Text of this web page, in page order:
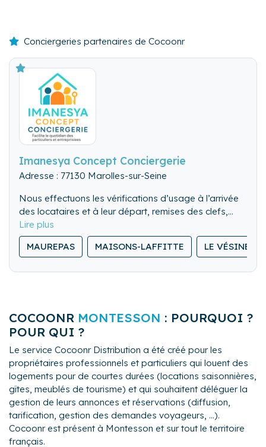
Conciergeries partenaires de Cocoonr
Imanesya Concept Conciergerie
Adresse : 77130 Marolles-sur-Seine
Nous effectuons les vérifications d’usage à l’arrivée
des locataires et à leur départ, remises des clefs,
visite des lieux. Nous pouvons également gérer les
locations de dernière minute.
Nous nettoyons de fond en comble l’ensemble du
logement.
Nous lavons, repassons et rangeons le linge de
MAUREPAS MAISONS-LAFFITTE LE VÉSINET
COCOONR MONTESSON : POURQUOI ?
POUR QUI ?
Le service Cocoonr Distribution a été créé pour les
propriétaires professionnels et particuliers qui louent des
logements pour de courtes durées (locations saisonnières,
gîtes, meublés de tourisme) et qui souhaitent déléguer la
gestion de leurs annonces et réservations (diffusion,
tarification, gestion des demandes voyageurs, ...).
Cocoonr est présent à Montesson et sur tout le territoire
français.